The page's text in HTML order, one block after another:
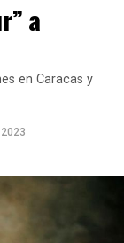
a
en Caracas y